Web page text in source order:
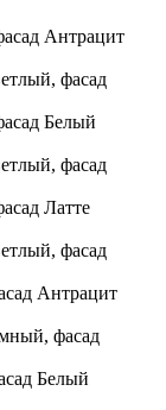
фасад
фасад
фасад
фасад